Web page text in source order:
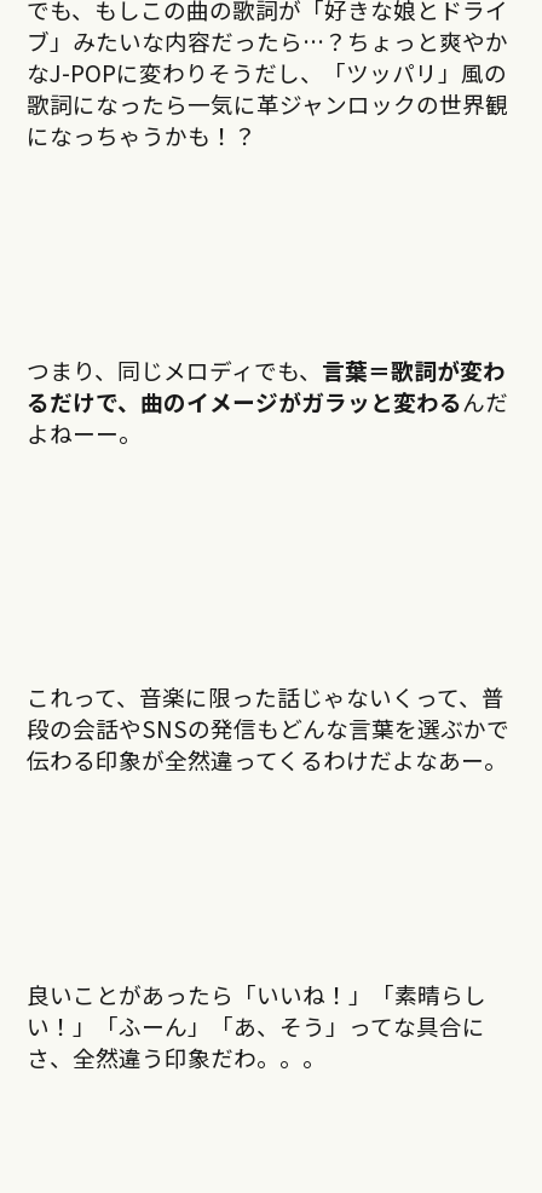
でも、もしこの曲の歌詞が「好きな娘とドライ
ブ」みたいな内容だったら…？ちょっと爽やか
なJ-POPに変わりそうだし、「ツッパリ」風の
歌詞になったら一気に革ジャンロックの世界観
になっちゃうかも！？
つまり、同じメロディでも、 言葉＝歌詞が変わ
るだけで、曲のイメージがガラッと変わるんだ
よねーー。
これって、音楽に限った話じゃないくって、普
段の会話やSNSの発信もどんな言葉を選ぶかで
伝わる印象が全然違ってくるわけだよなあー。
良いことがあったら「いいね！」「素晴らし
い！」「ふーん」「あ、そう」ってな具合に
さ、全然違う印象だわ。。。